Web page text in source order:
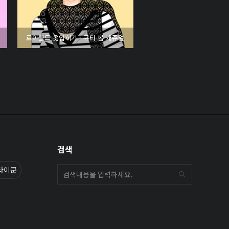
로이월드 옷입히기 - 큐티 봄 캐쥬얼
이쿤
검색